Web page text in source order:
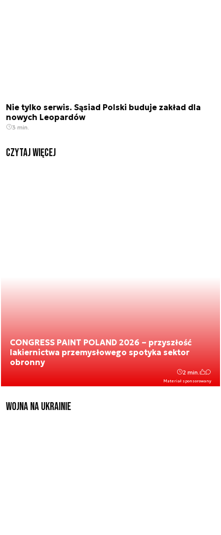
Nie tylko serwis. Sąsiad Polski buduje zakład dla
nowych Leopardów
3 min.
czytaj więcej
CONGRESS PAINT POLAND 2026 – przyszłość
lakiernictwa przemysłowego spotyka sektor
obronny
Materiał sponsorowany
2 min.
Wojna na Ukrainie